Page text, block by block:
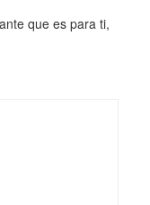
que es para ti,